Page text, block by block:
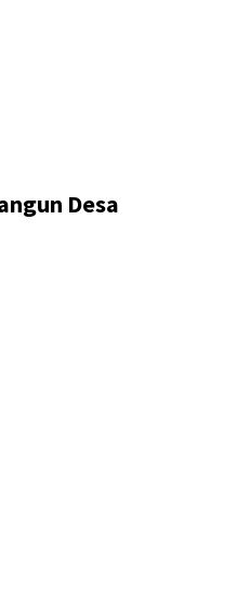
Desa